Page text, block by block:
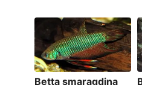
Betta smaragdina